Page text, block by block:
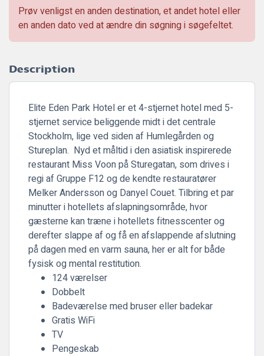
Prøv venligst en anden destination, et andet hotel eller
en anden dato ved at ændre din søgning i søgefeltet.
Description
Elite Eden Park Hotel er et 4-stjernet hotel med 5-
stjernet service beliggende midt i det centrale
Stockholm, lige ved siden af Humlegården og
Stureplan. Nyd et måltid i den asiatisk inspirerede
restaurant Miss Voon på Sturegatan, som drives i
regi af Gruppe F12 og de kendte restauratører
Melker Andersson og Danyel Couet. Tilbring et par
minutter i hotellets afslapningsområde, hvor
gæsterne kan træne i hotellets fitnesscenter og
derefter slappe af og få en afslappende afslutning
på dagen med en varm sauna, her er alt for både
fysisk og mental restitution.
124 værelser
Dobbelt
Badeværelse med bruser eller badekar
Gratis WiFi
TV
Pengeskab